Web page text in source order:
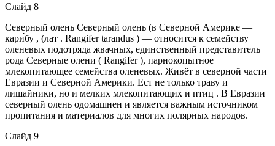
Слайд 8
Северный олень Северный олень (в Северной Америке —
кари́бу , (лат . Rangifer tarandus ) — относится к семейству
оленевых подотряда жвачных, единственный представитель
рода Северные олени ( Rangifer ), парнокопытное
млекопитающее семейства оленевых. Живёт в северной части
Евразии и Северной Америки. Ест не только траву и
лишайники, но и мелких млекопитающих и птиц . В Евразии
северный олень одомашнен и является важным источником
пропитания и материалов для многих полярных народов.
Слайд 9